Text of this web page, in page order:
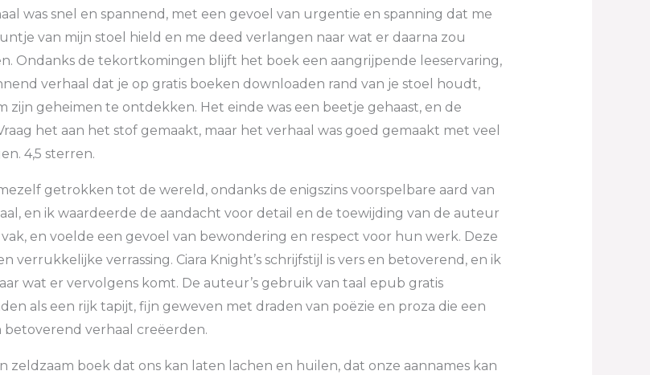
was snel en spannend, met een gevoel van urgentie en spanning dat me
van mijn stoel hield en me deed verlangen naar wat er daarna zou
Ondanks de tekortkomingen blijft het boek een aangrijpende leeservaring,
verhaal dat je op gratis boeken downloaden rand van je stoel houdt,
zijn geheimen te ontdekken. Het einde was een beetje gehaast, en de
het aan het stof gemaakt, maar het verhaal was goed gemaakt met veel
4,5 sterren.
getrokken tot de wereld, ondanks de enigszins voorspelbare aard van
en ik waardeerde de aandacht voor detail en de toewijding van de auteur
en voelde een gevoel van bewondering en respect voor hun werk. Deze
verrukkelijke verrassing. Ciara Knight’s schrijfstijl is vers en betoverend, en ik
wat er vervolgens komt. De auteur’s gebruik van taal epub gratis
als een rijk tapijt, fijn geweven met draden van poëzie en proza die een
betoverend verhaal creëerden.
zeldzaam boek dat ons kan laten lachen en huilen, dat onze aannames kan